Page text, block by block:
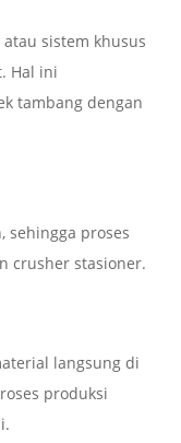
sistem khusus
Hal ini
tambang dengan
sehingga proses
crusher stasioner.
langsung di
produksi